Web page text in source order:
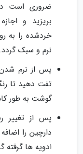
ضروری است
بریزید و
خردشده را به
نرم و سبک گردد.
پس از نرم شدن
تفت دهید تا
گوشت به طور
پس از تغییر
دارچین را
ادویه ها گرفته